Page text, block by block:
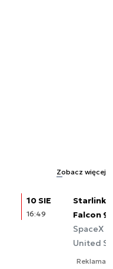
Zobacz więcej
10 SIE
16:49
Starlink
Falcon 9
SpaceX
United
Reklama